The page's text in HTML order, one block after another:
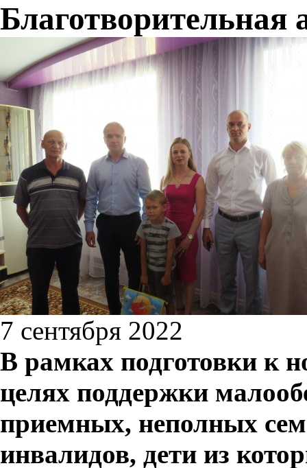
7 сентября 2022
В рамках подготовки к
целях поддержки
приемных, неполных
инвалидов, дети из